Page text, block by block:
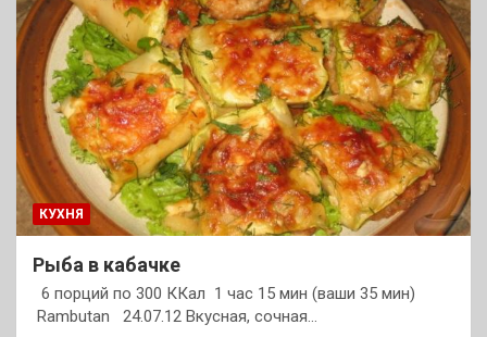
КУХНЯ
Рыба в кабачке
6 порций по 300 ККал 1 час 15 мин (ваши 35 мин)
Rambutan 24.07.12 Вкусная, сочная…